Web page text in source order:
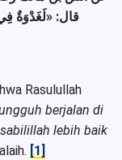
قال: «لَغَدْوَةٌ
Rasulullah
berjalan di
lebih baik
[1]